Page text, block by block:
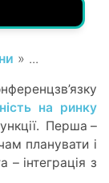
» ...
на ринку
Перша –
планувати і
– інтеграція з